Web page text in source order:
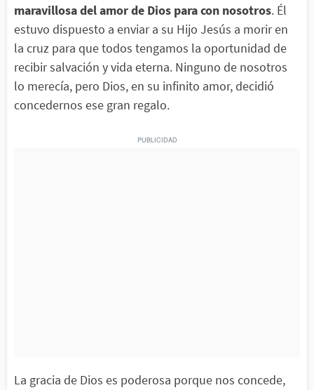
maravillosa del amor de Dios para con nosotros. Él
estuvo dispuesto a enviar a su Hijo Jesús a morir en
la cruz para que todos tengamos la oportunidad de
recibir salvación y vida eterna. Ninguno de nosotros
lo merecía, pero Dios, en su infinito amor, decidió
concedernos ese gran regalo.
La gracia de Dios es poderosa porque nos concede,